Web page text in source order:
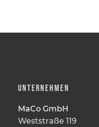
UNTERNEHMEN
MaCo GmbH
Weststraße 119